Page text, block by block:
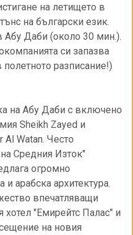
на летището в
на български език.
Абу Даби (около 30 мин.).
си запазва
разписание!)
на Абу Даби с включено
Sheikh Zayed и
Al Watan. Често
Средния Изток"
огромно
арабска архитектура.
впечатляващи
хотел "Емирейтс Палас" и
на новия